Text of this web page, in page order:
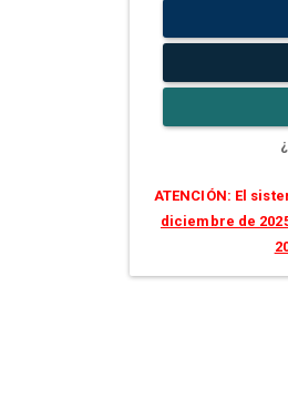
ATENCIÓN: El
diciembre de